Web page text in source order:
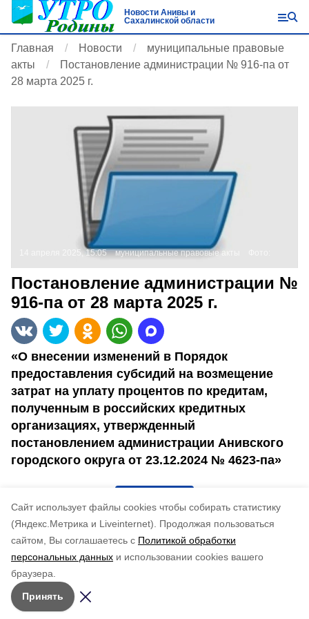
Cайт использует файлы cookies чтобы собирать статистику
(Яндекс.Метрика и Liveinternet).
Продолжая пользоваться
сайтом, Вы соглашаетесь с Политикой обработки
персональных данных и использовании cookies вашего
браузера.
Принять
Новости Анивы и
Сахалинской области
Главная Новости
муниципальные правовые
акты
Постановление администрации № 916-па от
28 марта 2025 г.
14 апреля 2025, 15:05 муниципальные правовые акты
Постановление администрации №
916-па от 28 марта 2025 г.
«О внесении изменений в Порядок
предоставления субсидий на возмещение
затрат на уплату процентов по кредитам,
полученным в российских кредитных
организациях, утвержденный
постановлением администрации Анивского
городского округа от 23.12.2024 № 4623-па»
Понравилась статья?